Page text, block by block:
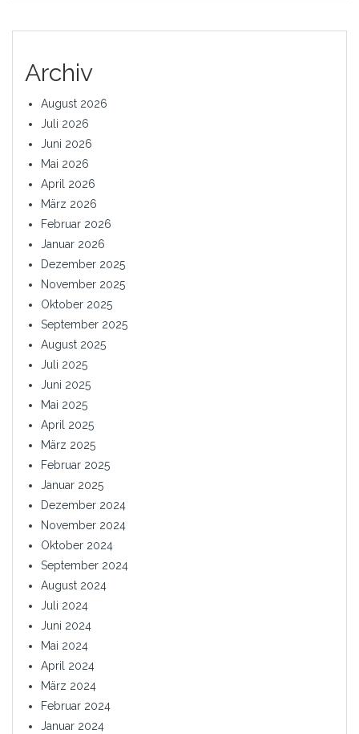
Archiv
August 2026
Juli 2026
Juni 2026
Mai 2026
April 2026
März 2026
Februar 2026
Januar 2026
Dezember 2025
November 2025
Oktober 2025
September 2025
August 2025
Juli 2025
Juni 2025
Mai 2025
April 2025
März 2025
Februar 2025
Januar 2025
Dezember 2024
November 2024
Oktober 2024
September 2024
August 2024
Juli 2024
Juni 2024
Mai 2024
April 2024
März 2024
Februar 2024
Januar 2024